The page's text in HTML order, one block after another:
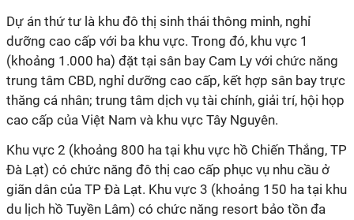
Dự án thứ tư là khu đô thị sinh thái thông minh, nghỉ
dưỡng cao cấp với ba khu vực. Trong đó, khu vực 1
(khoảng 1.000 ha) đặt tại sân bay Cam Ly với chức năng
trung tâm CBD, nghỉ dưỡng cao cấp, kết hợp sân bay trực
thăng cá nhân; trung tâm dịch vụ tài chính, giải trí, hội họp
cao cấp của Việt Nam và khu vực Tây Nguyên.
Khu vực 2 (khoảng 800 ha tại khu vực hồ Chiến Thắng, TP
Đà Lạt) có chức năng đô thị cao cấp phục vụ nhu cầu ở
giãn dân của TP Đà Lạt. Khu vực 3 (khoảng 150 ha tại khu
du lịch hồ Tuyền Lâm) có chức năng resort bảo tồn đa